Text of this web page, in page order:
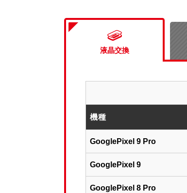
液晶交換
機種
GooglePixel 9 Pro
GooglePixel 9
GooglePixel 8 Pro